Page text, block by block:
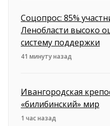
Соцопрос: 85%
Ленобласти высоко
систему поддержки
41 минуту назад
Ивангородская
«билибинский» мир
1 час назад